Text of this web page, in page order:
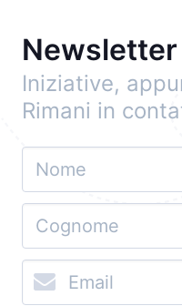
Newsletter
Iniziative,
Rimani in